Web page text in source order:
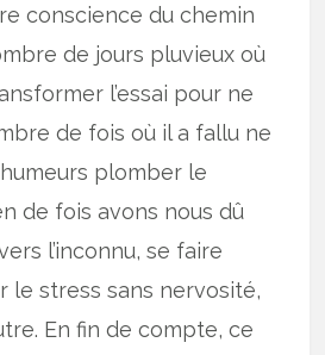
conscience du chemin
de jours pluvieux où
l’essai pour ne
de fois où il a fallu ne
plomber le
de fois avons nous dû
l’inconnu, se faire
le stress sans nervosité,
En fin de compte, ce